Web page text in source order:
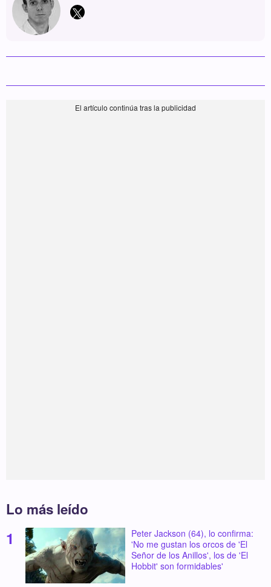
Lo más leído
Peter Jackson (64), lo confirma:
'No me gustan los orcos de 'El
Señor de los Anillos', los de 'El
Hobbit' son formidables'